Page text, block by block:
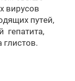
вирусов
путей,
гепатита,
глистов.